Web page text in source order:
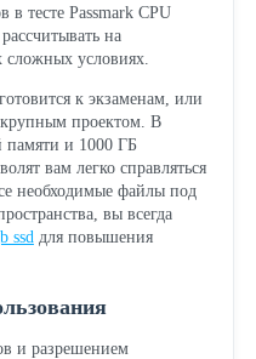
в тесте Passmark CPU
на
сложных условиях.
к экзаменам, или
проектом. В
памяти и 1000 ГБ
вам легко справляться
необходимые файлы под
вы всегда
ssd для повышения
и разрешением